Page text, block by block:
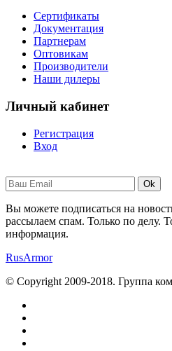
Сертификаты
Документация
Партнерам
Оптовикам
Производители
Наши дилеры
Личный кабинет
Регистрация
Вход
Ok
Вы можете подписаться на
рассылаем спам. Только по делу.
информация.
RusArmor
© Copyright 2009-2018. Группа